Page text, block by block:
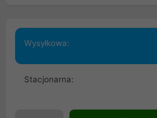
Wysyłkowa:
Stacjonarna: